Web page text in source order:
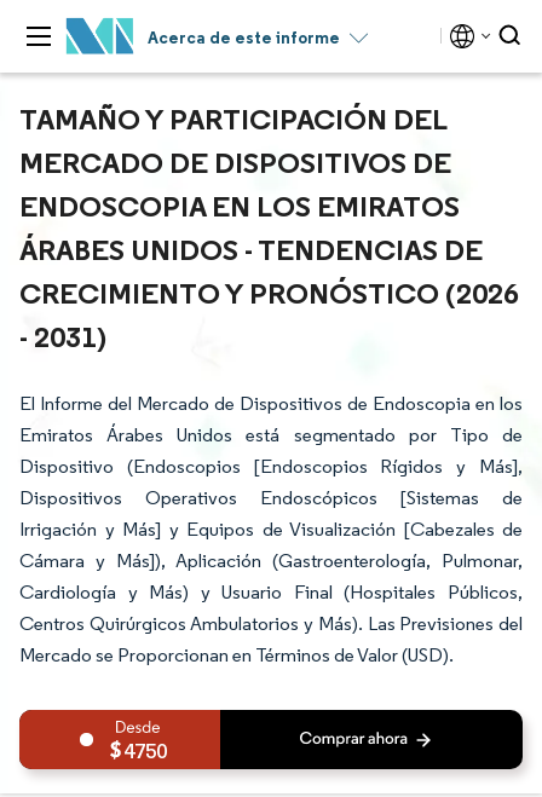
Acerca de este informe
TAMAÑO Y PARTICIPACIÓN DEL
MERCADO DE DISPOSITIVOS DE
ENDOSCOPIA EN LOS EMIRATOS
ÁRABES UNIDOS - TENDENCIAS DE
CRECIMIENTO Y PRONÓSTICO (2026
- 2031)
El Informe del Mercado de Dispositivos de Endoscopia en los
Emiratos Árabes Unidos está segmentado por Tipo de
Dispositivo (Endoscopios [Endoscopios Rígidos y Más],
Dispositivos Operativos Endoscópicos [Sistemas de
Irrigación y Más] y Equipos de Visualización [Cabezales de
Cámara y Más]), Aplicación (Gastroenterología, Pulmonar,
Cardiología y Más) y Usuario Final (Hospitales Públicos,
Centros Quirúrgicos Ambulatorios y Más). Las Previsiones del
Mercado se Proporcionan en Términos de Valor (USD).
4750